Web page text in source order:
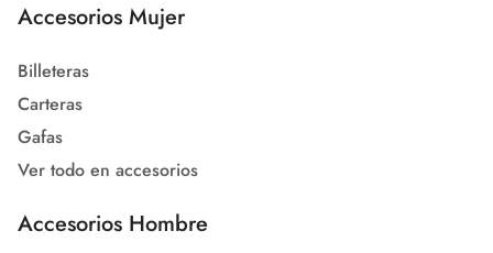
Accesorios Mujer
Billeteras
Carteras
Gafas
Ver todo en accesorios
Accesorios Hombre